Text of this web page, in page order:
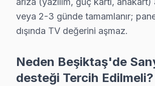
Beşiktaş Sanyo TV Servis
Beşiktaş bölgesine kapıya gelen Sanyo
veya 2-3 günde tamamlanır;
dışında TV değerini aşmaz.
Neden Beşiktaş'de
desteği Tercih Edilmeli?